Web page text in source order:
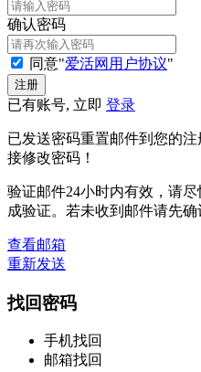
确认密码
同意"爱活网用户协议"
已有账号, 立即 登录
已发送密码重置邮件到您的
接修改密码！
验证邮件24小时内有效，请
成验证。若未收到邮件请先确
查看邮箱
重新发送
找回密码
手机找回
邮箱找回